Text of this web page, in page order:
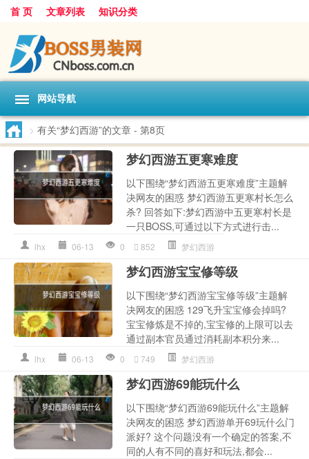
首 页 文章列表 知识分类
网站导航
> 有关“梦幻西游”的文章 - 第8页
梦幻西游五更寒难度
以下围绕“梦幻西游五更寒难度”主题解
决网友的困惑 梦幻西游五更寒村长怎么
杀? 回答如下:梦幻西游中五更寒村长是
一只BOSS,可通过以下方式进行击...
lhx 06-13 0 852 梦幻西游
梦幻西游宝宝修等级
以下围绕“梦幻西游宝宝修等级”主题解
决网友的困惑 129飞升宝宝修会掉吗?
宝宝修炼是不掉的,宝宝修的上限可以去
通过副本官员通过消耗副本积分来...
lhx 06-13 0 749 梦幻西游
梦幻西游69能玩什么
以下围绕“梦幻西游69能玩什么”主题解
决网友的困惑 梦幻西游单开69玩什么门
派好? 这个问题没有一个确定的答案,不
同的人有不同的喜好和玩法,都会...